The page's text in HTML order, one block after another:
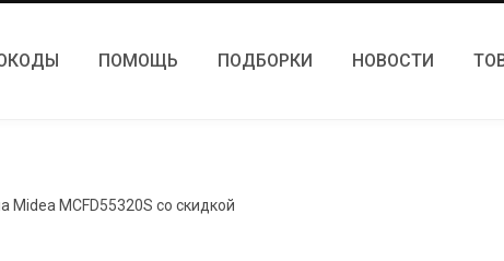
ПОМОЩЬ ПОДБОРКИ НОВОСТИ
MCFD55320S со скидкой